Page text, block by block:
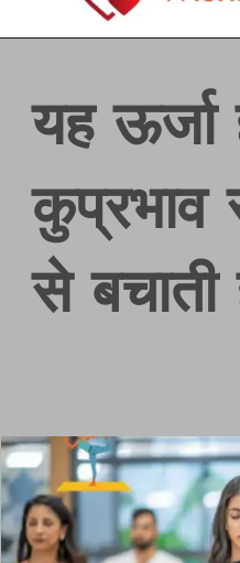
यह
कुप्रभाव
से बचाती